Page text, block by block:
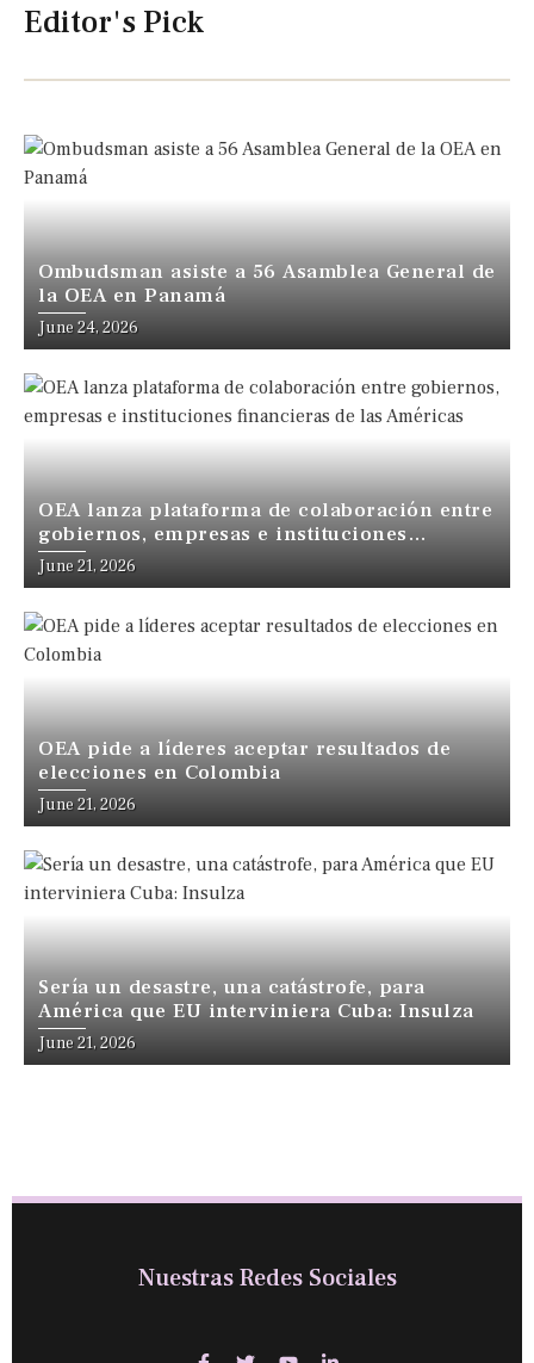
Editor's Pick
Ombudsman asiste a 56 Asamblea General de
la OEA en Panamá
June 24, 2026
OEA lanza plataforma de colaboración entre
gobiernos, empresas e instituciones
financieras de las Américas
June 21, 2026
OEA pide a líderes aceptar resultados de
elecciones en Colombia
June 21, 2026
Sería un desastre, una catástrofe, para
América que EU interviniera Cuba: Insulza
June 21, 2026
Nuestras Redes Sociales